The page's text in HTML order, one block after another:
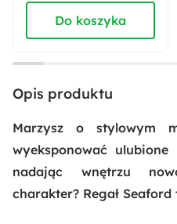
Kolor ramy:
Beżowy
Kolor nóżek:
Beżowy
Rodzaj nóżek:
Proste
Do koszyka
Opis produktu
Marzysz o stylowym
wyeksponować ulubione
nadając wnętrzu
charakter? Regał